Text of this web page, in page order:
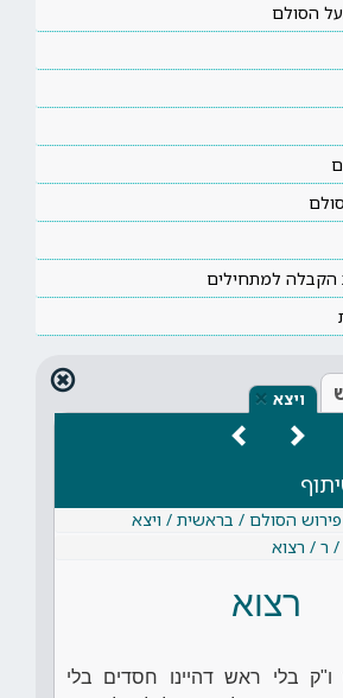
הסולם
למתחילים
ויצא ×
הסולם / בראשית / ויצא
/ ר / רצוא
רצוא
בלי ראש דהיינו חסדים בלי